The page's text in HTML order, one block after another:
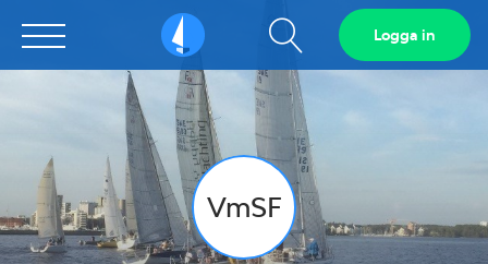
Sailarena Visa
sökfält
Logga in
VmSF